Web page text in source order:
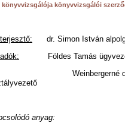
könyvvizsgálója könyvvizsgálói
dr. Simon István
Földes Tamás
dr.
anyag: